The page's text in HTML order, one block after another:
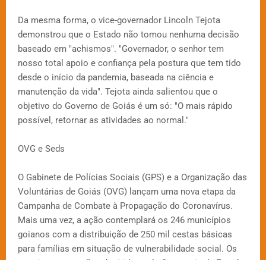
Da mesma forma, o vice-governador Lincoln Tejota
demonstrou que o Estado não tomou nenhuma decisão
baseado em "achismos". "Governador, o senhor tem
nosso total apoio e confiança pela postura que tem tido
desde o início da pandemia, baseada na ciência e
manutenção da vida". Tejota ainda salientou que o
objetivo do Governo de Goiás é um só: "O mais rápido
possível, retornar as atividades ao normal."
OVG e Seds
O Gabinete de Polícias Sociais (GPS) e a Organização das
Voluntárias de Goiás (OVG) lançam uma nova etapa da
Campanha de Combate à Propagação do Coronavírus.
Mais uma vez, a ação contemplará os 246 municípios
goianos com a distribuição de 250 mil cestas básicas
para famílias em situação de vulnerabilidade social. Os